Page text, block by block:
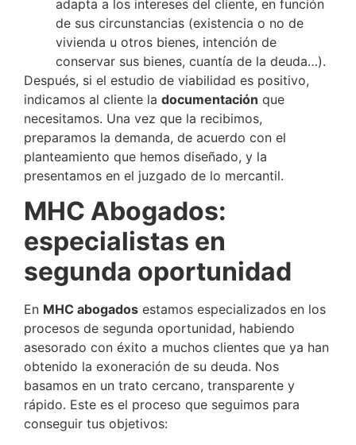
adapta a los intereses del cliente, en función
de sus circunstancias (existencia o no de
vivienda u otros bienes, intención de
conservar sus bienes, cuantía de la deuda…).
Después, si el estudio de viabilidad es positivo,
indicamos al cliente la documentación que
necesitamos. Una vez que la recibimos,
preparamos la demanda, de acuerdo con el
planteamiento que hemos diseñado, y la
presentamos en el juzgado de lo mercantil.
MHC Abogados:
especialistas en
segunda oportunidad
En MHC abogados estamos especializados en los
procesos de segunda oportunidad, habiendo
asesorado con éxito a muchos clientes que ya han
obtenido la exoneración de su deuda. Nos
basamos en un trato cercano, transparente y
rápido. Este es el proceso que seguimos para
conseguir tus objetivos: